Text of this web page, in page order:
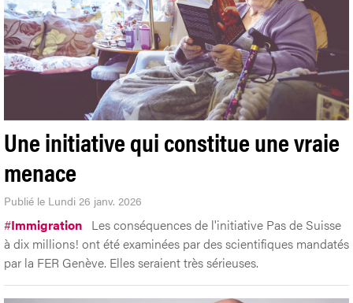
Une initiative qui constitue une vraie
menace
Publié le Lundi 26 janv. 2026
#Immigration Les conséquences de l'initiative Pas de Suisse
à dix millions! ont été examinées par des scientifiques mandatés
par la FER Genève. Elles seraient très sérieuses.